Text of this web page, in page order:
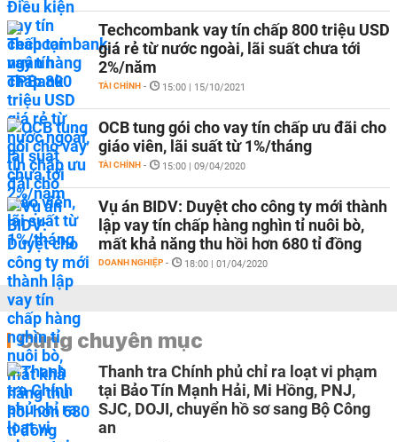
Techcombank vay tín chấp 800 triệu USD
giá rẻ từ nước ngoài, lãi suất chưa tới
2%/năm
TÀI CHÍNH - 15:00 | 15/10/2021
OCB tung gói cho vay tín chấp ưu đãi cho
giáo viên, lãi suất từ 1%/tháng
TÀI CHÍNH - 15:00 | 09/04/2020
Vụ án BIDV: Duyệt cho công ty mới thành
lập vay tín chấp hàng nghìn tỉ nuôi bò,
mất khả năng thu hồi hơn 680 tỉ đồng
DOANH NGHIỆP - 18:00 | 01/04/2020
Cùng chuyên mục
Thanh tra Chính phủ chỉ ra loạt vi phạm
tại Bảo Tín Mạnh Hải, Mi Hồng, PNJ,
SJC, DOJI, chuyển hồ sơ sang Bộ Công
an